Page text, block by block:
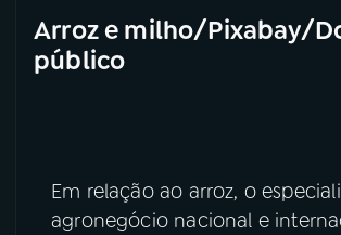
Arroz e milho/Pixabay/
público
Em relação ao arroz, o
agronegócio nacional e